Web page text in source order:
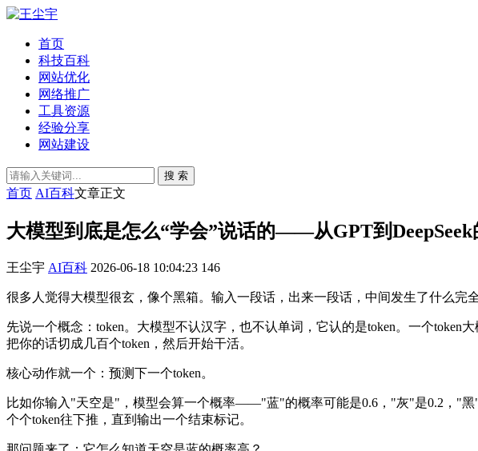
首页
科技百科
网站优化
网络推广
工具资源
经验分享
网站建设
搜 索
首页 AI百科文章正文
大模型到底是怎么“学会”说话的——从GPT到DeepSeek
王尘宇 AI百科 2026-06-18 10:04:23 146
很多人觉得大模型很玄，像个黑箱。输入一段话，出来一段话，中间发生了什么完
先说一个概念：token。大模型不认汉字，也不认单词，它认的是token。一个
把你的话切成几百个token，然后开始干活。
核心动作就一个：预测下一个token。
比如你输入"天空是"，模型会算一个概率——"蓝"的概率可能是0.6，"灰"是0.2，"
个个token往下推，直到输出一个结束标记。